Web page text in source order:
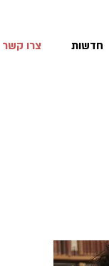
צרו קשר חדשות